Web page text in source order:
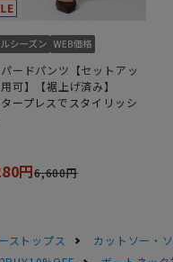
ードパンツ【セットアッ
可】【裾上げ済み】
ープレスでスタイリッシ
円6,600円
ストップス
カットソー・